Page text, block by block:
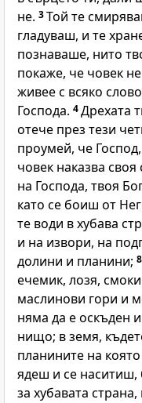
не. 3Той те
гладуваш, и те
познаваше, нито
покаже, че човек
живее с всяко
Господа. 4Дрехата
отече през тези
проумей, че Господ,
човек наказва своя
на Господа, твоя
като се боиш от
те води в хубава
и на извори, на
долини и планини; 8
ечемик, лозя,
маслинови гори и
няма да е оскъден
нищо; в земя,
планините на
ядеш и се наситиш,
за хубавата